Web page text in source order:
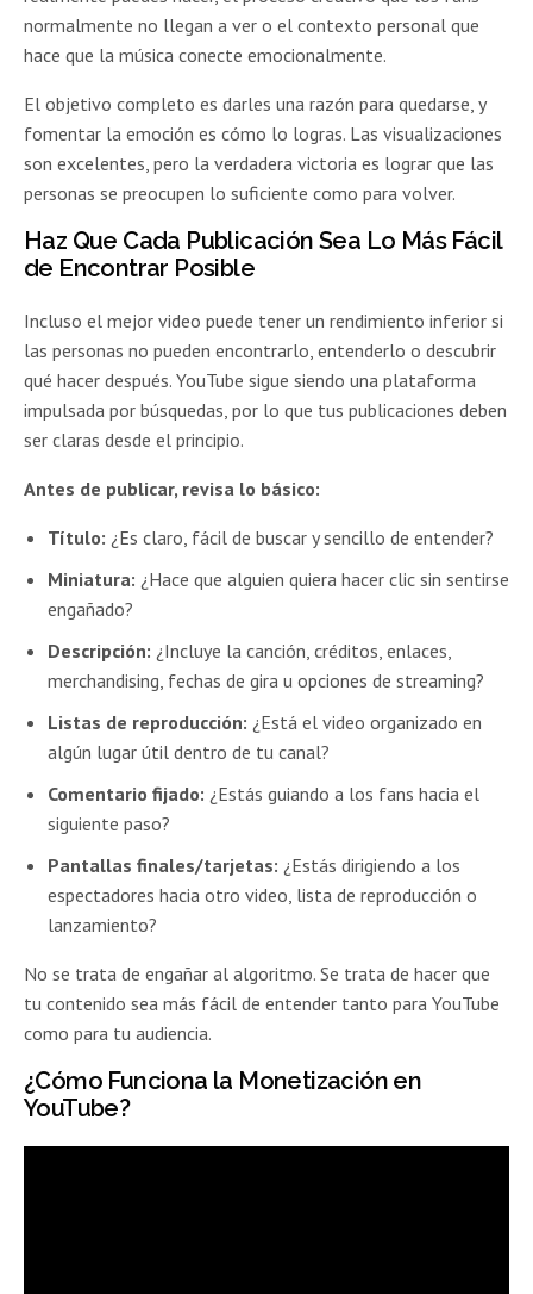
normalmente no llegan a ver o el contexto personal que
hace que la música conecte emocionalmente.
El objetivo completo es darles una razón para quedarse, y
fomentar la emoción es cómo lo logras. Las visualizaciones
son excelentes, pero la verdadera victoria es lograr que las
personas se preocupen lo suficiente como para volver.
Haz Que Cada Publicación Sea Lo Más Fácil
de Encontrar Posible
Incluso el mejor video puede tener un rendimiento inferior si
las personas no pueden encontrarlo, entenderlo o descubrir
qué hacer después. YouTube sigue siendo una plataforma
impulsada por búsquedas, por lo que tus publicaciones deben
ser claras desde el principio.
Antes de publicar, revisa lo básico:
Título: ¿Es claro, fácil de buscar y sencillo de entender?
Miniatura: ¿Hace que alguien quiera hacer clic sin sentirse
engañado?
Descripción: ¿Incluye la canción, créditos, enlaces,
merchandising, fechas de gira u opciones de streaming?
Listas de reproducción: ¿Está el video organizado en
algún lugar útil dentro de tu canal?
Comentario fijado: ¿Estás guiando a los fans hacia el
siguiente paso?
Pantallas finales/tarjetas: ¿Estás dirigiendo a los
espectadores hacia otro video, lista de reproducción o
lanzamiento?
No se trata de engañar al algoritmo. Se trata de hacer que
tu contenido sea más fácil de entender tanto para YouTube
como para tu audiencia.
¿Cómo Funciona la Monetización en
YouTube?